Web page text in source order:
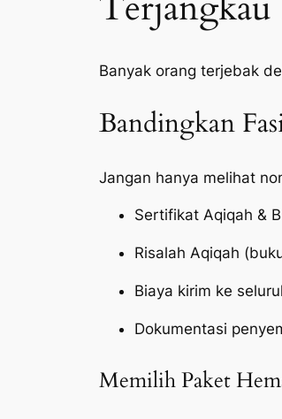
Banyak orang terjebak
Bandingkan
Jangan hanya melihat
Sertifikat Aqiqah &
Risalah Aqiqah
Biaya kirim ke
Dokumentasi
Memilih Paket